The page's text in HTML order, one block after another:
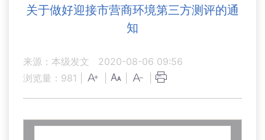
关于做好迎接市营商环境第三方测评的通
知
来源：本级发文
2020-08-06 09:56
浏览量： 981